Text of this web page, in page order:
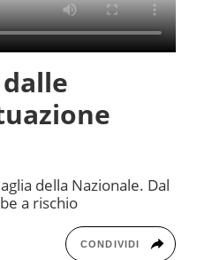
della Nazionale. Dal
a rischio
CONDIVIDI